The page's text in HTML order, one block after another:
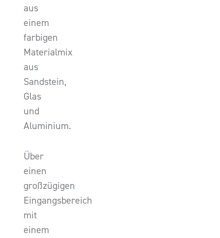
aus
einem
farbigen
Materialmix
aus
Sandstein,
Glas
und
Aluminium.
Über
einen
großzügigen
Eingangsbereich
mit
einem